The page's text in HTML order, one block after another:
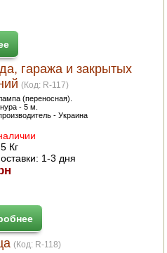
гаража и закрытых
(Код: R-117)
(переносная).
- 5 м.
- Украина
Кг
1-3 дня
(Код: R-118)